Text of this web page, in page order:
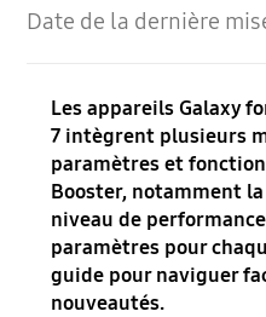
Date de la dernière
Les appareils Galaxy
7 intègrent plusieurs
paramètres et
Booster, notamment
niveau de
paramètres pour
guide pour naviguer
nouveautés.